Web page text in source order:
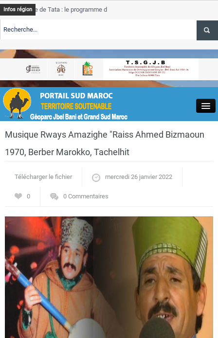
Close
Actualités
Circuits touristiques
Tourisme
Régions
Hotels
Infos région
de Tata : le programme de rehabilitation post-inondations
TSGJB Tourisme : l’ONMT renforce l’aerien a Dakhla et
Tata
TSGJB Tourisme au Maroc : Transavia renforce les vols Paris-
Musique Rways Amazighe "Raiss Ahmed Bizmaoun
1970, Berber Marokko, Tachelhit
Télécharger le fichier mercredi 26 janvier 2022
0 0 Commentaires